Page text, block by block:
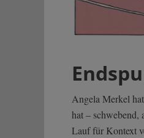
Angela Merkel
hat – schwebend,
Lauf für Kontext